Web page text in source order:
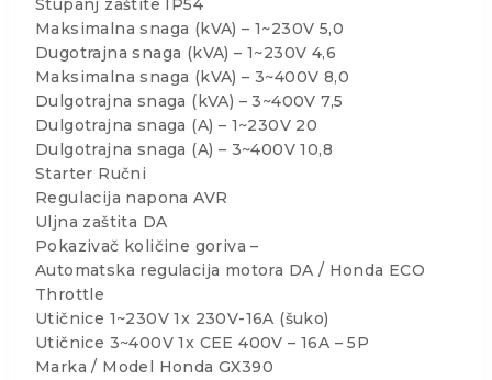
Stupanj zaštite IP54
Maksimalna snaga (kVA) – 1~230V 5,0
Dugotrajna snaga (kVA) – 1~230V 4,6
Maksimalna snaga (kVA) – 3~400V 8,0
Dulgotrajna snaga (kVA) – 3~400V 7,5
Dulgotrajna snaga (A) – 1~230V 20
Dulgotrajna snaga (A) – 3~400V 10,8
Starter Ručni
Regulacija napona AVR
Uljna zaštita DA
Pokazivač količine goriva –
Automatska regulacija motora DA / Honda ECO
Throttle
Utičnice 1~230V 1x 230V-16A (šuko)
Utičnice 3~400V 1x CEE 400V – 16A – 5P
Marka / Model Honda GX390